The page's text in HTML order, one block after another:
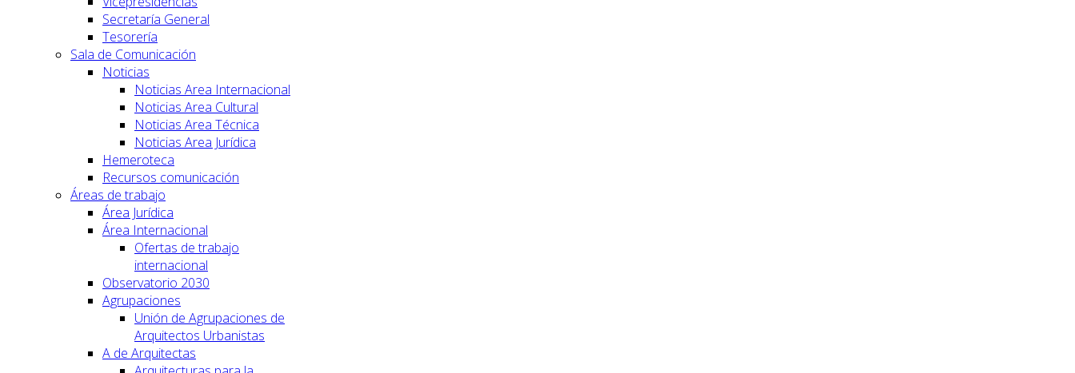
Secretaría General
Tesorería
Sala de Comunicación
Noticias
Noticias Area Internacional
Noticias Area Cultural
Noticias Area Técnica
Noticias Area Jurídica
Hemeroteca
Recursos comunicación
Áreas de trabajo
Área Jurídica
Área Internacional
Ofertas de trabajo
internacional
Observatorio 2030
Agrupaciones
Unión de Agrupaciones de
Arquitectos Urbanistas
A de Arquitectas